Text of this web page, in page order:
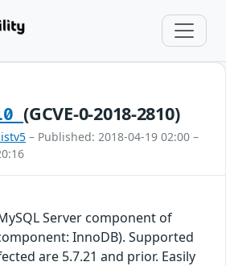
(GCVE-0-2018-2810)
– Published: 2018-04-19 02:00 –
Server component of
InnoDB). Supported
are 5.7.21 and prior. Easily